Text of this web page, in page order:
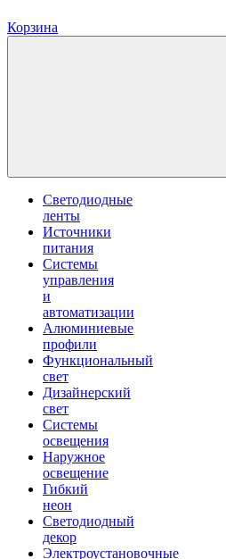
Корзина
Светодиодные
ленты
Источники
питания
Системы
управления
и
автоматизации
Алюминиевые
профили
Функциональный
свет
Дизайнерский
свет
Системы
освещения
Наружное
освещение
Гибкий
неон
Светодиодный
декор
Электроустановочные